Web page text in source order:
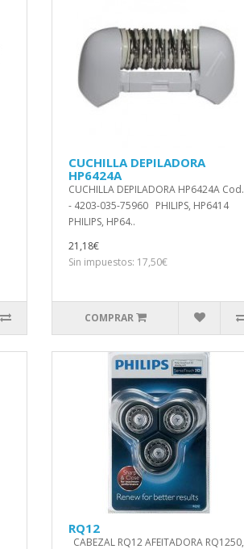
CUCHILLA DEPILADORA
HP6424A
CUCHILLA DEPILADORA HP6424A Cod.
- 4203-035-75960 PHILIPS, HP6414
PHILIPS, HP64..
21,18€
Sin impuestos: 17,50€
COMPRAR
RQ12
CABEZAL RQ12 AFEITADORA RQ1250,